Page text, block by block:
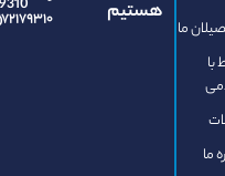
۰۹۳۷۲۱۷۹۳۱۰
09372179310
09372179310